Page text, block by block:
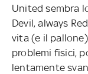
United sembra
Devil, always
vita (e il
problemi fisici,
lentamente